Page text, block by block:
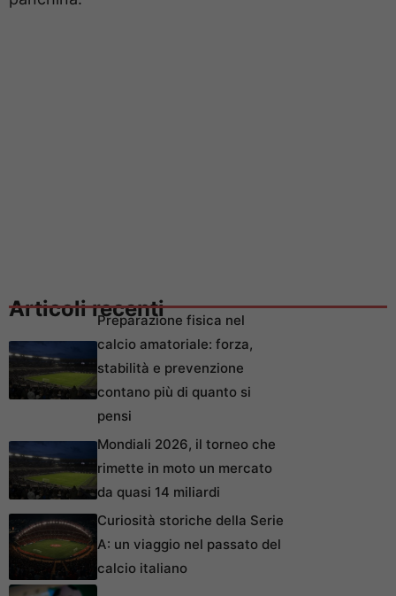
Articoli recentiPreparazione fisica nel
calcio amatoriale: forza,
stabilità e prevenzione
contano più di quanto si
pensi
Mondiali 2026, il torneo che
rimette in moto un mercato
da quasi 14 miliardi
Curiosità storiche della Serie
A: un viaggio nel passato del
calcio italiano